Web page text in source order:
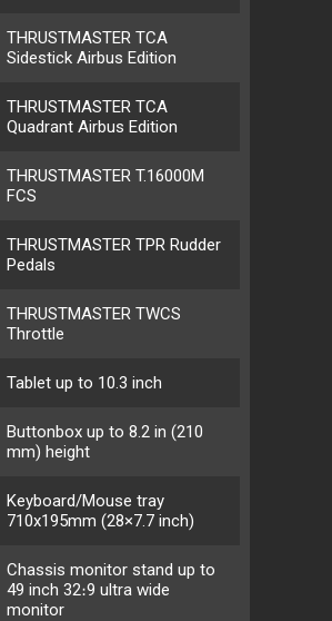
THRUSTMASTER TCA
Sidestick Airbus Edition
THRUSTMASTER TCA
Quadrant Airbus Edition
THRUSTMASTER T.16000M
FCS
THRUSTMASTER TPR Rudder
Pedals
THRUSTMASTER TWCS
Throttle
Tablet up to 10.3 inch
Buttonbox up to 8.2 in (210
mm) height
Keyboard/Mouse tray
710x195mm (28×7.7 inch)
Chassis monitor stand up to
49 inch 32։9 ultra wide
monitor